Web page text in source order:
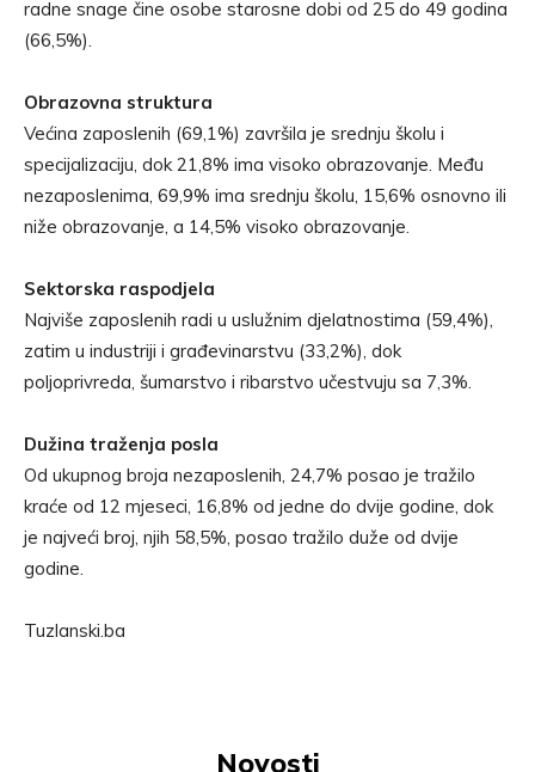
radne snage čine osobe starosne dobi od 25 do 49 godina
(66,5%).
Obrazovna struktura
Većina zaposlenih (69,1%) završila je srednju školu i
specijalizaciju, dok 21,8% ima visoko obrazovanje. Među
nezaposlenima, 69,9% ima srednju školu, 15,6% osnovno ili
niže obrazovanje, a 14,5% visoko obrazovanje.
Sektorska raspodjela
Najviše zaposlenih radi u uslužnim djelatnostima (59,4%),
zatim u industriji i građevinarstvu (33,2%), dok
poljoprivreda, šumarstvo i ribarstvo učestvuju sa 7,3%.
Dužina traženja posla
Od ukupnog broja nezaposlenih, 24,7% posao je tražilo
kraće od 12 mjeseci, 16,8% od jedne do dvije godine, dok
je najveći broj, njih 58,5%, posao tražilo duže od dvije
godine.
Tuzlanski.ba
Novosti